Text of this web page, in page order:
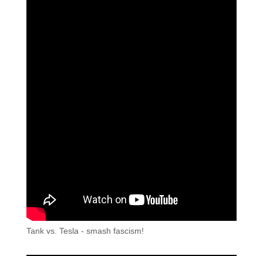
Tank vs. Tesla - smash fascism!